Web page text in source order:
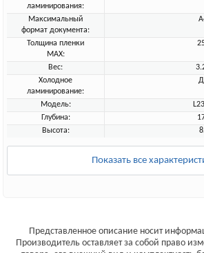
ламинирования:
Максимальный
формат документа:
Толщина пленки
MAX:
Вес:
Холодное
ламинирование:
Модель:
Глубина:
Высота:
Показать все
Представленное описание носит
Производитель оставляет за собой право